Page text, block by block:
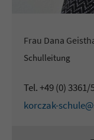
Frau Dana
Schulleitung
Tel. +49 (0) 3361/
korczak-